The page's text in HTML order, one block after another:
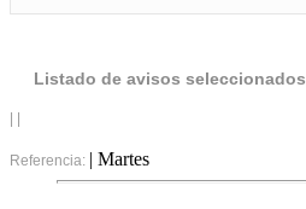
Listado de avisos seleccionados
Referencia: | Martes